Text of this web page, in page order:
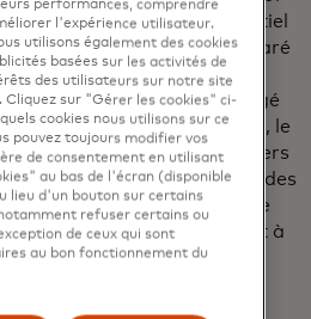
pré-qualification est essentiel
commerciaux", a déclaré
& CEO de Union Home
emprunteur s'est engagé
qualification numérique, le
transition transparente vers
de vérification des actifs, des
Finicity. Un fournisseur de
correspond parfaitement à
comprend les soldes des
performances, comprendre
l'expérience utilisateur.
utilisons également des cookies
basées sur les activités de
des utilisateurs sur notre site
sur "Gérer les cookies" ci-
cookies nous utilisons sur ce
pouvez toujours modifier vos
de consentement en utilisant
au bas de l'écran (disponible
lieu d'un bouton sur certains
refuser certains ou
de ceux qui sont
au bon fonctionnement du